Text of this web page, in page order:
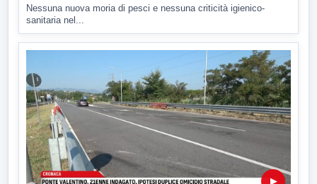
Nessuna nuova moria di pesci e nessuna criticità igienico-
sanitaria nel...
▶